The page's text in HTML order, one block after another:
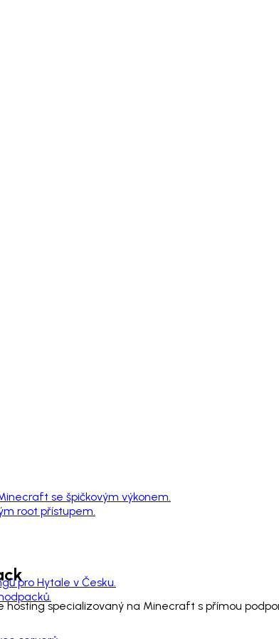
se špičkovým výkonem.
root přístupem.
pro Hytale v Česku.
specializovaný na Minecraft s přímou